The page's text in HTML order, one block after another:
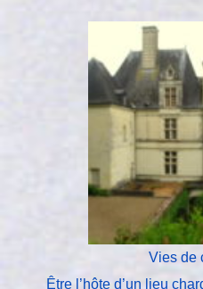
Vies de
Être l’hôte d’un lieu